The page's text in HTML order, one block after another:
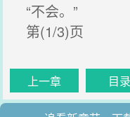
“不会。”
第(1/3)页
上一章 目录